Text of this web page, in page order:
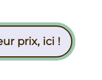
prix, ici !